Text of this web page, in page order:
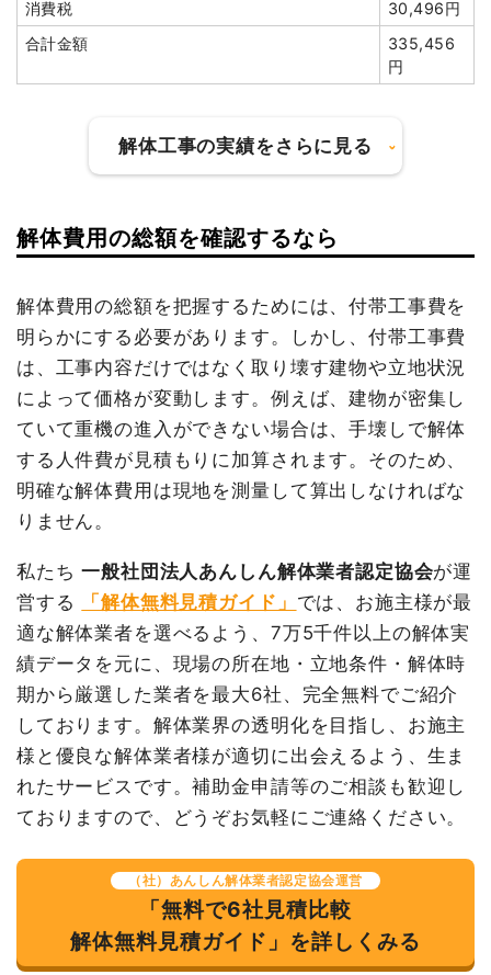
諸経費
261,860円
値引き
595円
小計
2,285,455
228,545円
2,514,000
建物の種類/構造 鉄骨造倉庫2階建て
坪数 57坪
建物解体費用 228万円
総額 503万8,000円
品名
鉄骨造倉庫57坪2階建
て
57坪
40,000
2,280,000
円
養生費
320m² 1,078円
345,000円
アスベスト撤去
42m²
35,000
1,470,000円
土間コンクリート撤去 198m² 2,000円
396,000円
諸経費
98,000円
値引き
9,000円
小計
4,580,000
458,000円
円
消費税
30,496円
合計金額
335,456
円
解体工事の実績をさらに見る
建物の種類/構造 内装解体住宅2階建て
建物解体費用 59万5,000円
総額 65万円
品名 数量 単価
金額
内装解体住宅21坪2階建て
21坪 28,333円
595,000円
養生費
諸経費
0円
値引き
4,500円
小計
590,500円
消費税
59,500円
合計金額
650,000円
建物の種類/構造 内装解体店舗1階建て
坪数 12坪
建物解体費用 58万8,000円
総額 67万円
解体費用の総額を確認するなら
解体費用の総額を把握するためには、付帯工事費を
明らかにする必要があります。しかし、付帯工事費
は、工事内容だけではなく取り壊す建物や立地状況
によって価格が変動します。例えば、建物が密集し
ていて重機の進入ができない場合は、手壊しで解体
する人件費が見積もりに加算されます。そのため、
明確な解体費用は現地を測量して算出しなければな
りません。
私たち一般社団法人あんしん解体業者認定協会が運
営する
「解体無料見積ガイド」 では、お施主様が最
適な解体業者を選べるよう、7万5千件以上の解体実
績データを元に、現場の所在地・立地条件・解体時
期から厳選した業者を最大6社、完全無料でご紹介
しております。解体業界の透明化を目指し、お施主
様と優良な解体業者様が適切に出会えるよう、生ま
れたサービスです。補助金申請等のご相談も歓迎し
ておりますので、どうぞお気軽にご連絡ください。
（社）あんしん解体業者認定協会運営
「無料で6社見積比較
解体無料見積ガイド」を詳しくみる